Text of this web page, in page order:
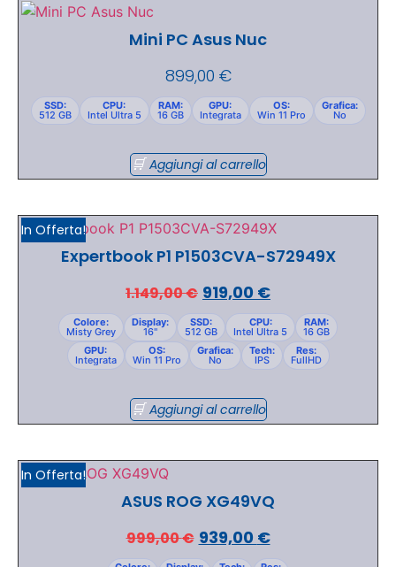
Mini PC Asus Nuc
899,00 €
SSD:
512 GB
CPU:
Intel Ultra 5
RAM:
16 GB
GPU:
Integrata
OS:
Win 11 Pro
Grafica:
No
Aggiungi al carrello
In Offerta!
Expertbook P1 P1503CVA-S72949X
1.149,00€ 919,00 €
Colore:
Misty Grey
Display:
16"
SSD:
512 GB
CPU:
Intel Ultra 5
RAM:
16 GB
GPU:
Integrata
OS:
Win 11 Pro
Grafica:
No
Tech:
IPS
Res:
FullHD
Aggiungi al carrello
In Offerta!
ASUS ROG XG49VQ
999,00€ 939,00 €